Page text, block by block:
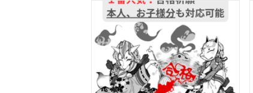
そもそも、私は長らく『祈理狐』の
この力を授かったのは、すでに社会
それまで霊的な世界に詳しいわけで
日常の仕事をこなしながら、ひっそ